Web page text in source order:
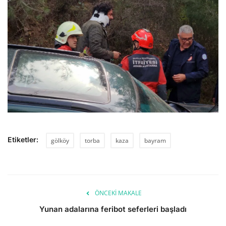
Etiketler: gölköy torba kaza bayram
ÖNCEKI MAKALE
Yunan adalarına feribot seferleri başladı